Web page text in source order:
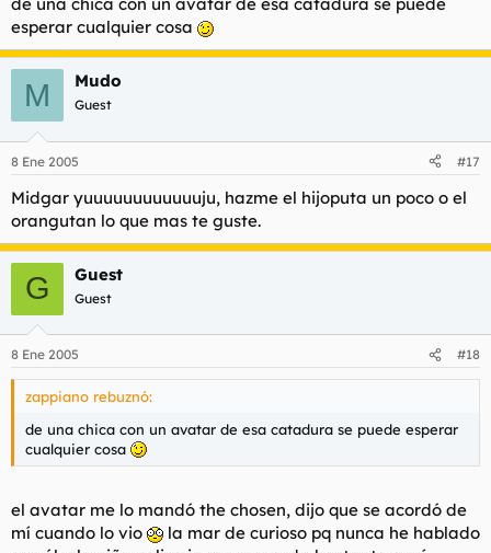
que me cae bien en general, la gente que por algún motivo
extraño me cae mal la tiendo a ignorar
esperar cualquier cosa
M Mudo
Guest
8 Ene 2005 #17
Midgar yuuuuuuuuuuuuju, hazme el hijoputa un poco o el
orangutan lo que mas te guste.
G Guest
Guest
8 Ene 2005 #18
zappiano rebuznó:
de una chica con un avatar de esa catadura se puede esperar
cualquier cosa
el avatar me lo mandó the chosen, dijo que se acordó de
mí cuando lo vio
la mar de curioso pq nunca he hablado